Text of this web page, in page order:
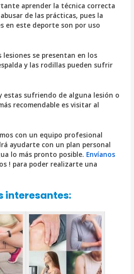
aprender la técnica correcta
de las prácticas, pues la
en este deporte son por uso
lesiones se presentan en los
y las rodillas pueden sufrir
estas sufriendo de alguna lesión o
recomendable es visitar al
con un equipo profesional
ayudarte con un plan personal
lo más pronto posible. Envíanos
! para poder realizarte una
interesantes: